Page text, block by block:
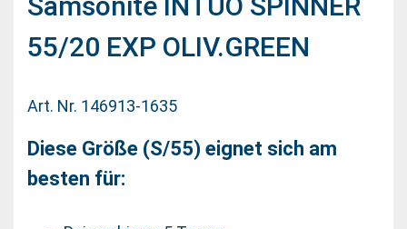
55/20 EXP OLIV.GREEN
Art. Nr. 146913-1635
Diese Größe (S/55) eignet sich am
besten für: